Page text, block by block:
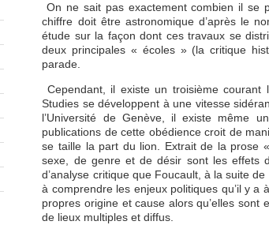
On ne sait pas exactement combien il se
chiffre doit être astronomique d’après le
étude sur la façon dont ces travaux se
deux principales « écoles » (la critique
parade.
Cependant, il existe un troisième
Studies se développent à une vitesse
l’Université de Genève, il existe même
publications de cette obédience croit de
se taille la part du lion. Extrait de la prose
sexe, de genre et de désir sont les effets
d’analyse critique que Foucault, à la suite
à comprendre les enjeux politiques qu’il y a
propres origine et cause alors qu’elles sont
de lieux multiples et diffus.